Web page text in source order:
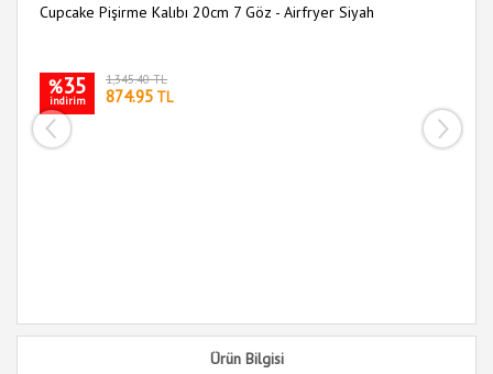
Cupcake Pişirme Kalıbı 20cm 7 Göz - Airfryer Siyah
%35
indirim
1,345.40 TL
874.95 TL
Ürün Bilgisi